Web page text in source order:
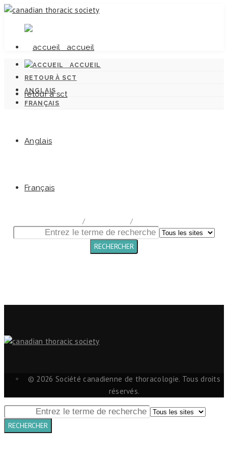
accueil
retour à sct
Anglais
Français
ACCUEIL
RETOUR À SCT
ANGLAIS
FRANÇAIS
Normes canadiennes pour la lutte
/ /
© 2026 Société canadienne de thoracologie. Tous droits
réservés.